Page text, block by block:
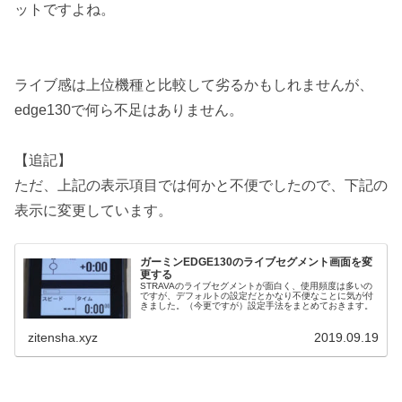
ットですよね。
ライブ感は上位機種と比較して劣るかもしれませんが、
edge130で何ら不足はありません。
【追記】
ただ、上記の表示項目では何かと不便でしたので、下記の
表示に変更しています。
ガーミンEDGE130のライブセグメント画面を変
更する
STRAVAのライブセグメントが面白く、使用頻度は多いの
ですが、デフォルトの設定だとかなり不便なことに気が付
きました。（今更ですが）設定手法をまとめておきます。
zitensha.xyz 2019.09.19